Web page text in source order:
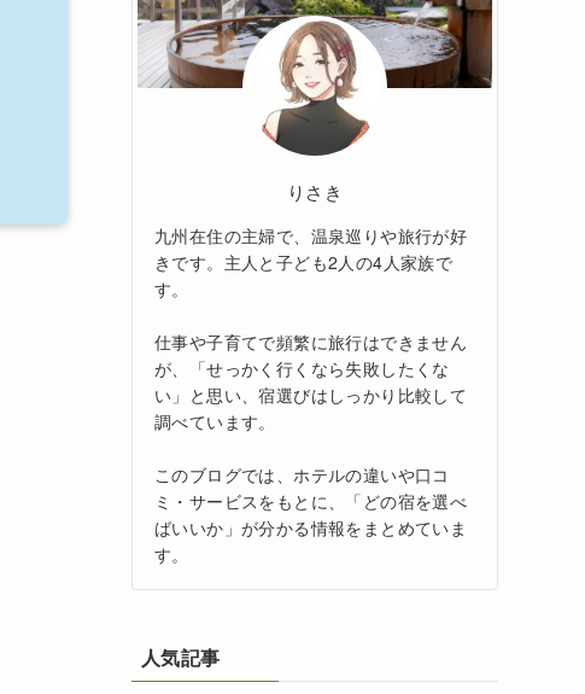
りさき
九州在住の主婦で、温泉巡りや旅行が好
きです。主人と子ども2人の4人家族で
す。
仕事や子育てで頻繁に旅行はできません
が、「せっかく行くなら失敗したくな
い」と思い、宿選びはしっかり比較して
調べています。
このブログでは、ホテルの違いや口コ
ミ・サービスをもとに、「どの宿を選べ
ばいいか」が分かる情報をまとめていま
す。
人気記事